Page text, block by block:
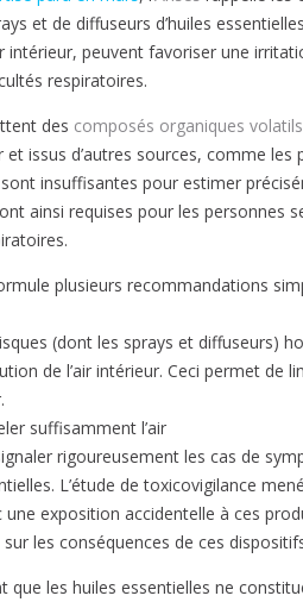
et de diffuseurs d’huiles
intérieur, peuvent favoriser une
respiratoires.
des composés organiques volatils
et issus d’autres sources, comme
sont insuffisantes pour estimer
ainsi requises pour les personnes
plusieurs recommandations
(dont les sprays et diffuseurs)
de l’air intérieur. Ceci permet de
suffisamment l’air
rigoureusement les cas de
L’étude de toxicovigilance
une exposition accidentelle à ces
les conséquences de ces
que les huiles essentielles ne